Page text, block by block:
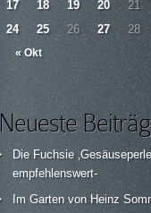
« Okt
17
18 19 20 21
24
25 26 27 28
Neueste
Die Fuchsie
empfehlenswert-
Im Garten von Heinz